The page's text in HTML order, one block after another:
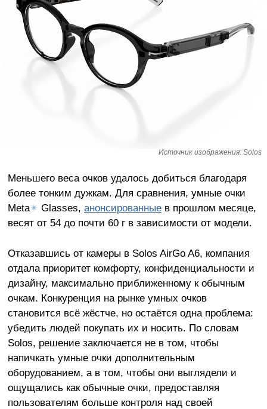
Источник изображения: Solos
Меньшего веса очков удалось добиться благодаря
более тонким дужкам. Для сравнения, умные очки
Meta✴ Glasses, анонсированныев прошлом месяце,
весят от 54 до почти 60 г в зависимости от модели.
Отказавшись от камеры в Solos AirGo A6, компания
отдала приоритет комфорту, конфиденциальности и
дизайну, максимально приближенному к обычным
очкам. Конкуренция на рынке умных очков
становится всё жёстче, но остаётся одна проблема:
убедить людей покупать их и носить. По словам
Solos, решение заключается не в том, чтобы
напичкать умные очки дополнительным
оборудованием, а в том, чтобы они выглядели и
ощущались как обычные очки, предоставляя
пользователям больше контроля над своей